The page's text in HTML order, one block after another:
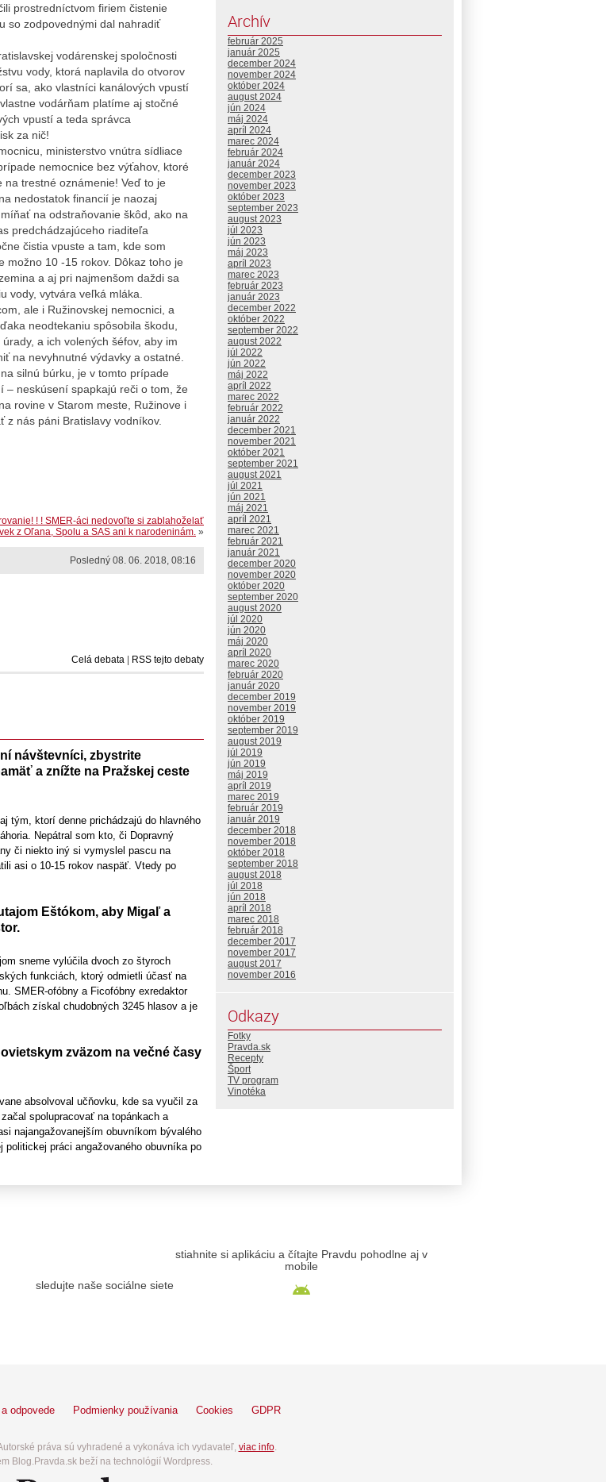
prostredníctvom firiem čistenie
so zodpovednými dal nahradiť
vodárenskej spoločnosti
vody, ktorá naplavila do otvorov
sa, ako vlastníci kanálových vpustí
vodárňam platíme aj stočné
vpustí a teda správca
za nič!
ministerstvo vnútra sídliace
nemocnice bez výťahov, ktoré
trestné oznámenie! Veď to je
nedostatok financií je naozaj
na odstraňovanie škôd, ako na
predchádzajúceho riaditeľa
čistia vpuste a tam, kde som
možno 10 -15 rokov. Dôkaz toho je
a aj pri najmenšom daždi sa
vody, vytvára veľká mláka.
ale i Ružinovskej nemocnici, a
neodtekaniu spôsobila škodu,
a ich volených šéfov, aby im
na nevyhnutné výdavky a ostatné.
silnú búrku, je v tomto prípade
– neskúsení spapkajú reči o tom, že
rovine v Starom meste, Ružinove i
z nás páni Bratislavy vodníkov.
! ! SMER-áci nedovoľte si zablahoželať
z Oľana, Spolu a SAS ani k narodeninám. »
Posledný 08. 06. 2018, 08:16
Celá debata | RSS tejto debaty
návštevníci, zbystrite
a znížte na Pražskej ceste
tým, ktorí denne prichádzajú do hlavného
Nepátral som kto, či Dopravný
či niekto iný si vymyslel pascu na
asi o 10-15 rokov naspäť. Vtedy po
Eštókom, aby Migaľ a
sneme vylúčila dvoch zo štyroch
funkciách, ktorý odmietli účasť na
SMER-ofóbny a Ficofóbny exredaktor
získal chudobných 3245 hlasov a je
zväzom na večné časy
absolvoval učňovku, kde sa vyučil za
spolupracovať na topánkach a
najangažovanejším obuvníkom bývalého
práci angažovaného obuvníka po
Archív
február 2025
január 2025
december 2024
november 2024
október 2024
august 2024
jún 2024
máj 2024
apríl 2024
marec 2024
február 2024
január 2024
december 2023
november 2023
október 2023
september 2023
august 2023
júl 2023
jún 2023
máj 2023
apríl 2023
marec 2023
február 2023
január 2023
december 2022
október 2022
september 2022
august 2022
júl 2022
jún 2022
máj 2022
apríl 2022
marec 2022
február 2022
január 2022
december 2021
november 2021
október 2021
september 2021
august 2021
júl 2021
jún 2021
máj 2021
apríl 2021
marec 2021
február 2021
január 2021
december 2020
november 2020
október 2020
september 2020
august 2020
júl 2020
jún 2020
máj 2020
apríl 2020
marec 2020
február 2020
január 2020
december 2019
november 2019
október 2019
september 2019
august 2019
júl 2019
jún 2019
máj 2019
apríl 2019
marec 2019
február 2019
január 2019
december 2018
november 2018
október 2018
september 2018
august 2018
júl 2018
jún 2018
apríl 2018
marec 2018
február 2018
december 2017
november 2017
august 2017
november 2016
Odkazy
Fotky
Pravda.sk
Recepty
Šport
TV program
Vinotéka
sledujte naše sociálne siete
stiahnite si aplikáciu a čítajte Pravdu pohodlne aj v
mobile
odpovede Podmienky používania Cookies GDPR
práva sú vyhradené a vykonáva ich vydavateľ, viac info.
Blog.Pravda.sk beží na technológií Wordpress.